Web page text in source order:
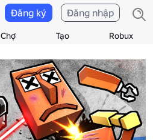
Chợ Tạo Robux
Đăng ký Đăng nhập